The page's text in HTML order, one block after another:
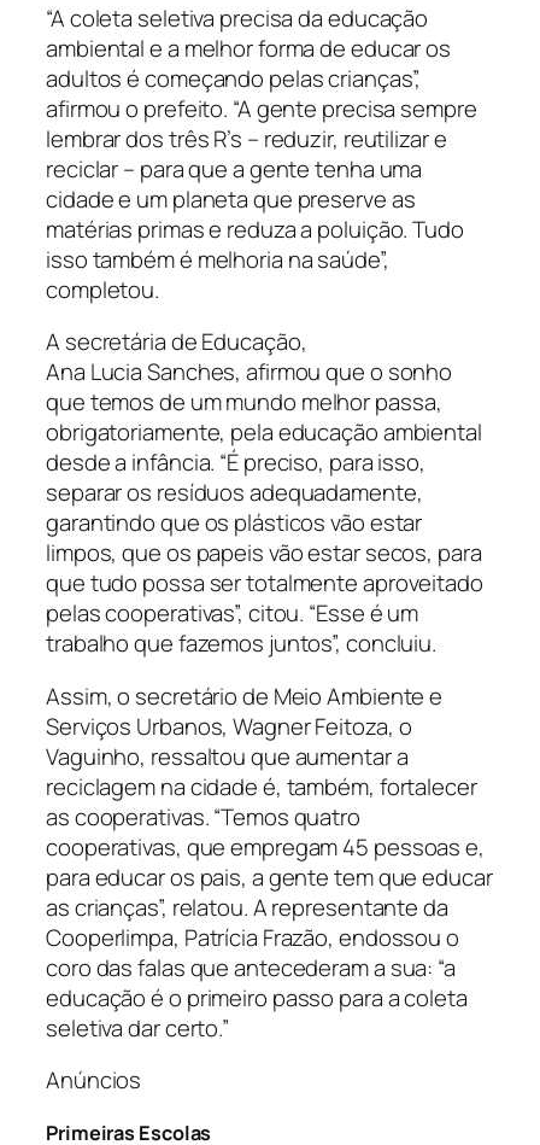
“A coleta seletiva precisa da educação
ambiental e a melhor forma de educar os
adultos é começando pelas crianças”,
afirmou o prefeito. “A gente precisa sempre
lembrar dos três R’s – reduzir, reutilizar e
reciclar – para que a gente tenha uma
cidade e um planeta que preserve as
matérias primas e reduza a poluição. Tudo
isso também é melhoria na saúde”,
completou.
A secretária de Educação,
Ana Lucia Sanches, afirmou que o sonho
que temos de um mundo melhor passa,
obrigatoriamente, pela educação ambiental
desde a infância. “É preciso, para isso,
separar os resíduos adequadamente,
garantindo que os plásticos vão estar
limpos, que os papeis vão estar secos, para
que tudo possa ser totalmente aproveitado
pelas cooperativas”, citou. “Esse é um
trabalho que fazemos juntos”, concluiu.
Assim, o secretário de Meio Ambiente e
Serviços Urbanos, Wagner Feitoza, o
Vaguinho, ressaltou que aumentar a
reciclagem na cidade é, também, fortalecer
as cooperativas. “Temos quatro
cooperativas, que empregam 45 pessoas e,
para educar os pais, a gente tem que educar
as crianças”, relatou. A representante da
Cooperlimpa, Patrícia Frazão, endossou o
coro das falas que antecederam a sua: “a
educação é o primeiro passo para a coleta
seletiva dar certo.”
Anúncios
Primeiras Escolas